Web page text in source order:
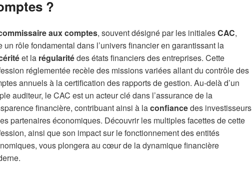
?
aux comptes, souvent désigné par les initialesCAC,
un rôle fondamental dans l’univers financier en garantissant la
et la régularitédes états financiers des entreprises. Cette
réglementée recèle des missions variées allant du contrôle des
annuels à la certification des rapports de gestion. Au-delà d’un
auditeur, le CAC est un acteur clé dans l’assurance de la
financière, contribuant ainsi à laconfiancedes investisseurs
partenaires économiques. Découvrir les multiples facettes de cette
ainsi que son impact sur le fonctionnement des entités
vous plongera au cœur de la dynamique financière